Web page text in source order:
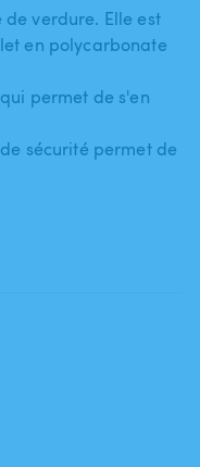
verdure. Elle est
en polycarbonate
permet de s'en
sécurité permet de